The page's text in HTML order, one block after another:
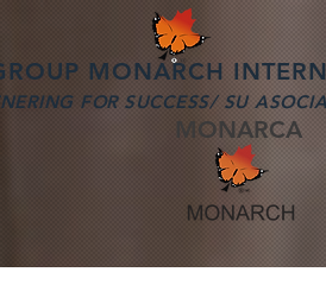
MONARCH
FOR SUCCESS/ SU
MONARCA